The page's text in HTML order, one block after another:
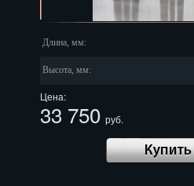
Длина, мм:
Высота, мм:
Цена:
33 750 руб.